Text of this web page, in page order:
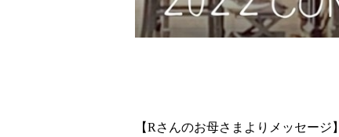
【Rさんのお母さまよりメッセージ】